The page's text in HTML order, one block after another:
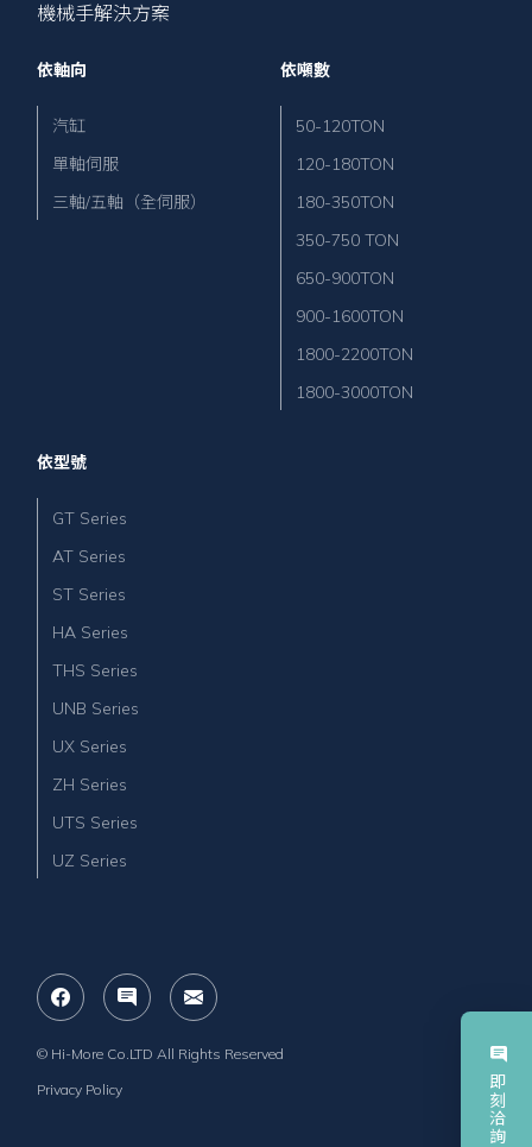
即刻洽詢
機械手解決方案
依軸向
汽缸
單軸伺服
三軸/五軸（全伺服）
依噸數
50-120TON
120-180TON
180-350TON
350-750 TON
650-900TON
900-1600TON
1800-2200TON
1800-3000TON
依型號
GT Series
AT Series
ST Series
HA Series
THS Series
UNB Series
UX Series
ZH Series
UTS Series
UZ Series
© Hi-More Co.LTD All Rights Reserved
Privacy Policy